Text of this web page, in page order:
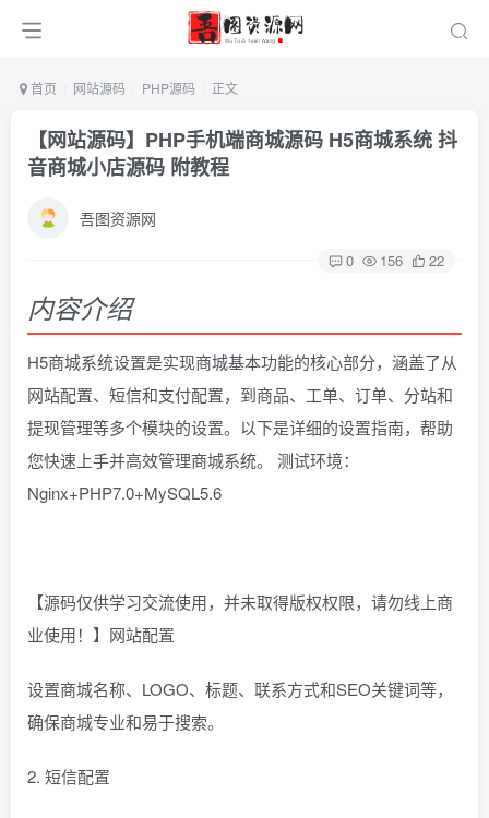
首页 网站源码 PHP源码 正文
【网站源码】PHP手机端商城源码 H5商城系统 抖
音商城小店源码 附教程
吾图资源网
0 156 22
内容介绍
H5商城系统设置是实现商城基本功能的核心部分，涵盖了从
网站配置、短信和支付配置，到商品、工单、订单、分站和
提现管理等多个模块的设置。以下是详细的设置指南，帮助
您快速上手并高效管理商城系统。 测试环境：
Nginx+PHP7.0+MySQL5.6
【源码仅供学习交流使用，并未取得版权权限，请勿线上商
业使用！】网站配置
设置商城名称、LOGO、标题、联系方式和SEO关键词等，
确保商城专业和易于搜索。
2. 短信配置